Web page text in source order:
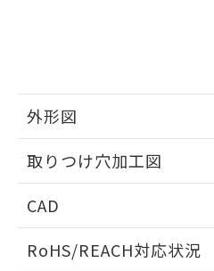
外形図
取りつけ穴加工図
CAD
ドすることができます。
RoHS/REACH対応状況
および当社の共同
引・商談に必要な
をご了承ください。
※当社の共同利用
指します。
下記の非含有証明書を
とができます。
EU RoHS指令（10物質
51物質の非含有証明書
るもので、過去に遡っ
ものではありません。
また、RoHS指令のフ